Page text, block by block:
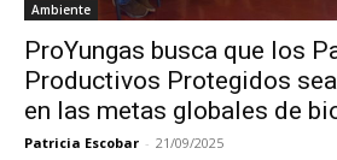
Ambiente
ProYungas busca que los
Productivos Protegidos
en las metas globales de
Patricia Escobar - 21/09/2025